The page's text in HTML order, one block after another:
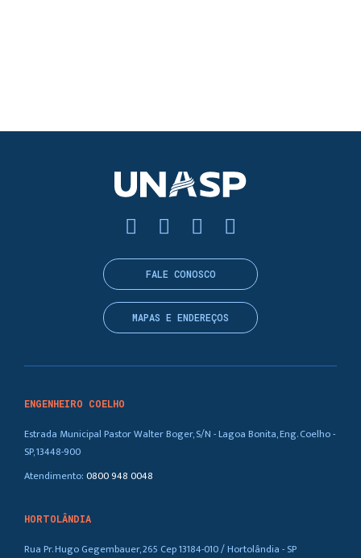
ENGENHEIRO COELHO
Estrada Municipal Pastor Walter Boger, S/N - Lagoa Bonita, Eng. Coelho -
SP, 13448-900
Atendimento:0800 948 0048
HORTOLÂNDIA
Rua Pr. Hugo Gegembauer, 265 Cep 13184-010 / Hortolândia - SP
FALE CONOSCO
MAPAS E ENDEREÇOS